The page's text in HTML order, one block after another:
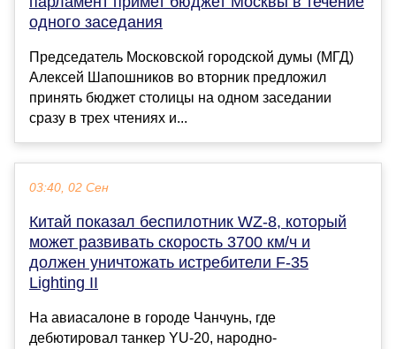
одного заседания
Председатель Московской городской думы (МГД)
Алексей Шапошников во вторник предложил
принять бюджет столицы на одном заседании
сразу в трех чтениях и...
03:40, 02 Сен
Китай показал беспилотник WZ-8, который
может развивать скорость 3700 км/ч и
должен уничтожать истребители F-35
Lighting II
На авиасалоне в городе Чанчунь, где
дебютировал танкер YU-20, народно-